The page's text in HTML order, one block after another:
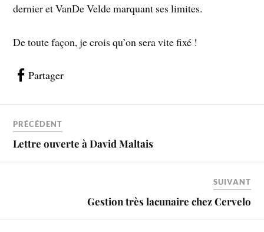
dernier et VanDe Velde marquant ses limites.
De toute façon, je crois qu’on sera vite fixé !
Partager
PRÉCÉDENT
Lettre ouverte à David Maltais
SUIVANT
Gestion très lacunaire chez Cervelo